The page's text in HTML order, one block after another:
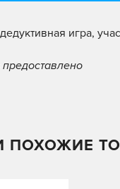
игра,
ПОХОЖИЕ